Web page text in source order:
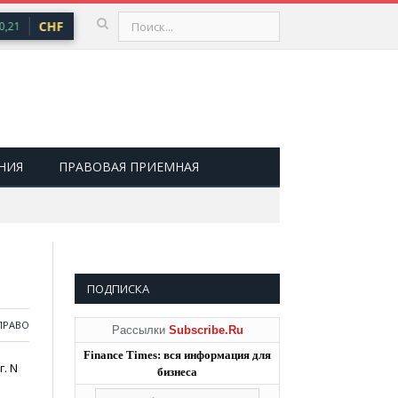
CHF 101,30 ₽ ▲ 0,64
ПРАВОВАЯ ПРИЕМНАЯ
N
ПОДПИСКА
Рассылки Subscribe.Ru
Finance Times: вся информация для
бизнеса